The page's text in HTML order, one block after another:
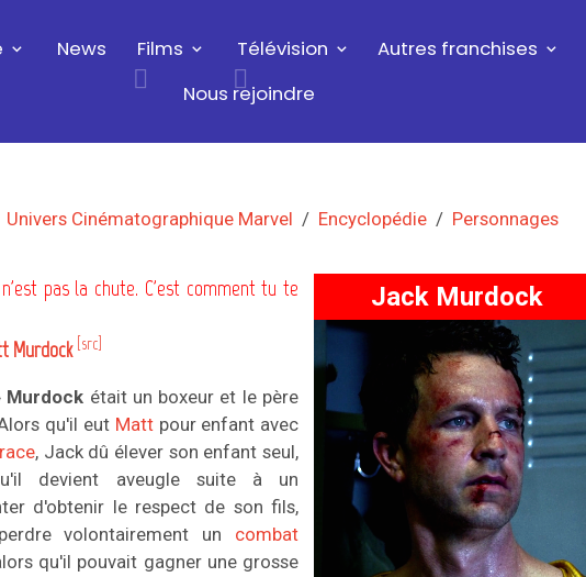
News Films Télévision Autres franchises
Nous rejoindre
Univers Cinématographique Marvel Encyclopédie
Personnages
Jack Murdock
pas la chute. C'est comment tu te
Murdock [src]
Murdock était un boxeur et le père
qu'il eut Mattpour enfant avec
, Jack dû élever son enfant seul,
devient aveugle suite à un
d'obtenir le respect de son fils,
volontairement un combat
qu'il pouvait gagner une grosse